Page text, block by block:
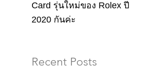
Card รุ่นใหม่ของ Rolex ปี
2020 กันค่ะ
Recent Posts